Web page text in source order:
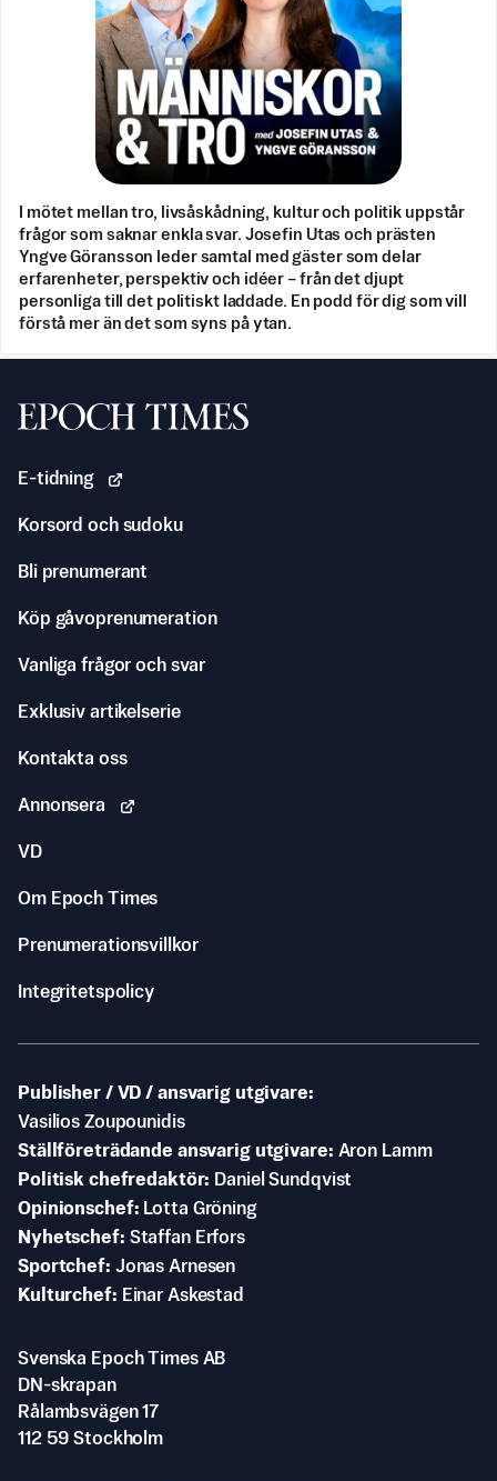
I mötet mellan tro, livsåskådning, kultur och politik uppstår
frågor som saknar enkla svar. Josefin Utas och prästen
Yngve Göransson leder samtal med gäster som delar
erfarenheter, perspektiv och idéer – från det djupt
personliga till det politiskt laddade. En podd för dig som vill
förstå mer än det som syns på ytan.
Svenska Epoch Times
E-tidning
Korsord och sudoku
Bli prenumerant
Köp gåvoprenumeration
Vanliga frågor och svar
Exklusiv artikelserie
Kontakta oss
Annonsera
VD
Om Epoch Times
Prenumerationsvillkor
Integritetspolicy
Publisher / VD / ansvarig utgivare
Vasilios Zoupounidis
Ställföreträdande ansvarig utgivare Aron Lamm
Politisk chefredaktör
Daniel Sundqvist
Opinionschef
Lotta Gröning
Nyhetschef Staffan Erfors
Sportchef Jonas Arnesen
Kulturchef
Einar Askestad
Svenska Epoch Times AB
DN-skrapan
Rålambsvägen 17
112 59 Stockholm